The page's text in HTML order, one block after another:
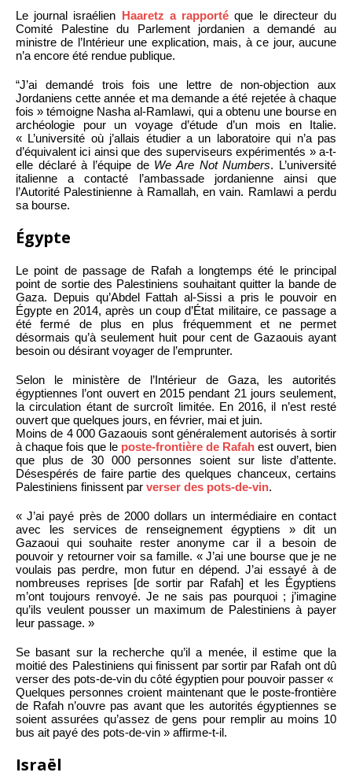
Le journal israélien Haaretz a rapporté que le directeur du
Comité Palestine du Parlement jordanien a demandé au
ministre de l’Intérieur une explication, mais, à ce jour, aucune
n’a encore été rendue publique.
“J’ai demandé trois fois une lettre de non-objection aux
Jordaniens cette année et ma demande a été rejetée à chaque
fois » témoigne Nasha al-Ramlawi, qui a obtenu une bourse en
archéologie pour un voyage d’étude d’un mois en Italie.
« L’université où j’allais étudier a un laboratoire qui n’a pas
d’équivalent ici ainsi que des superviseurs expérimentés » a-t-
elle déclaré à l’équipe de We Are Not Numbers. L’université
italienne a contacté l’ambassade jordanienne ainsi que
l’Autorité Palestinienne à Ramallah, en vain. Ramlawi a perdu
sa bourse.
Égypte
Le point de passage de Rafah a longtemps été le principal
point de sortie des Palestiniens souhaitant quitter la bande de
Gaza. Depuis qu’Abdel Fattah al-Sissi a pris le pouvoir en
Égypte en 2014, après un coup d’État militaire, ce passage a
été fermé de plus en plus fréquemment et ne permet
désormais qu’à seulement huit pour cent de Gazaouis ayant
besoin ou désirant voyager de l’emprunter.
Selon le ministère de l’Intérieur de Gaza, les autorités
égyptiennes l’ont ouvert en 2015 pendant 21 jours seulement,
la circulation étant de surcroît limitée. En 2016, il n’est resté
ouvert que quelques jours, en février, mai et juin.
Moins de 4 000 Gazaouis sont généralement autorisés à sortir
à chaque fois que le poste-frontière de Rafah est ouvert, bien
que plus de 30 000 personnes soient sur liste d’attente.
Désespérés de faire partie des quelques chanceux, certains
Palestiniens finissent par verser des pots-de-vin.
« J’ai payé près de 2000 dollars un intermédiaire en contact
avec les services de renseignement égyptiens » dit un
Gazaoui qui souhaite rester anonyme car il a besoin de
pouvoir y retourner voir sa famille. « J’ai une bourse que je ne
voulais pas perdre, mon futur en dépend. J’ai essayé à de
nombreuses reprises [de sortir par Rafah] et les Égyptiens
m’ont toujours renvoyé. Je ne sais pas pourquoi ; j’imagine
qu’ils veulent pousser un maximum de Palestiniens à payer
leur passage. »
Se basant sur la recherche qu’il a menée, il estime que la
moitié des Palestiniens qui finissent par sortir par Rafah ont dû
verser des pots-de-vin du côté égyptien pour pouvoir passer «
Quelques personnes croient maintenant que le poste-frontière
de Rafah n’ouvre pas avant que les autorités égyptiennes se
soient assurées qu’assez de gens pour remplir au moins 10
bus ait payé des pots-de-vin » affirme-t-il.
Israël